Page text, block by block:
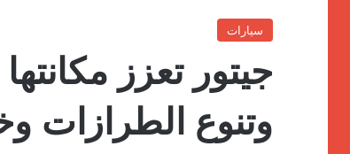
سيارات
جيتور تعزز
وتنوع الطرازات